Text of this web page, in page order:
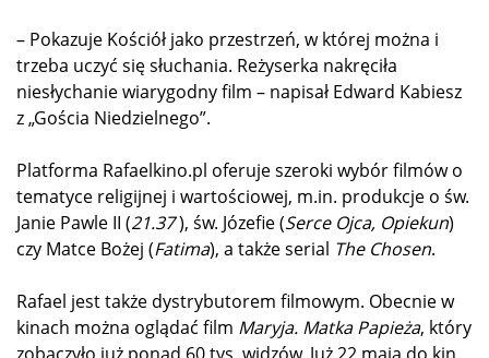
– Pokazuje Kościół jako przestrzeń, w której można i
trzeba uczyć się słuchania. Reżyserka nakręciła
niesłychanie wiarygodny film – napisał Edward Kabiesz
z „Gościa Niedzielnego”.
Platforma Rafaelkino.pl oferuje szeroki wybór filmów o
tematyce religijnej i wartościowej, m.in. produkcje o św.
Janie Pawle II (21.37), św. Józefie (Serce Ojca, Opiekun)
czy Matce Bożej (Fatima), a także serial The Chosen.
Rafael jest także dystrybutorem filmowym. Obecnie w
kinach można oglądać film Maryja. Matka Papieża, który